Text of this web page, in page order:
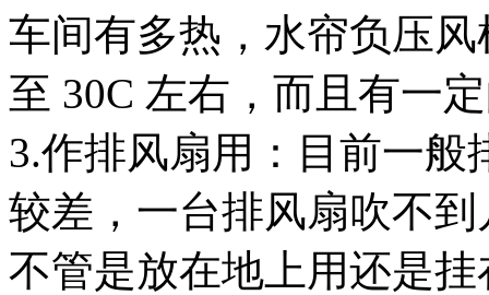
车间有多热，水帘负压
至 30C 左右，而且有一
3.作排风扇用：目前一
较差，一台排风扇吹不
不管是放在地上用还是